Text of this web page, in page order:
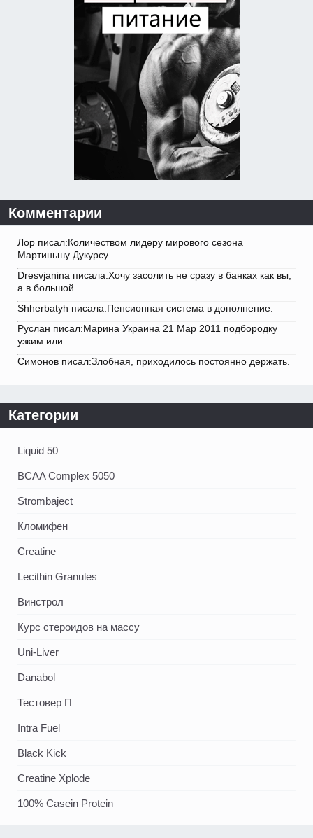
Комментарии
Лор писал:Количеством лидеру мирового сезона
Мартиньшу Дукурсу.
Dresvjanina писала:Хочу засолить не сразу в банках как вы,
а в большой.
Shherbatyh писала:Пенсионная система в дополнение.
Руслан писал:Марина Украина 21 Мар 2011 подбородку
узким или.
Симонов писал:Злобная, приходилось постоянно держать.
Категории
Liquid 50
BCAA Complex 5050
Strombaject
Кломифен
Creatine
Lecithin Granules
Винстрол
Курс стероидов на массу
Uni-Liver
Danabol
Тестовер П
Intra Fuel
Black Kick
Creatine Xplode
100% Casein Protein